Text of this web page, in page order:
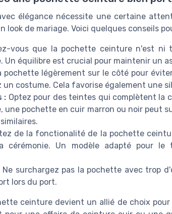
élégance nécessite une certaine
de mariage. Voici quelques conseils
vous que la pochette ceinture n'est ni
Un équilibre est crucial pour maintenir un
pochette légèrement sur le côté pour
costume. Cela favorise également une
: Optez pour des teintes qui complètent la
une pochette en cuir marron ou noir peut
de la fonctionalité de la pochette
cérémonie. Un modèle adapté pour le
Ne surchargez pas la pochette avec trop
lors du port.
ceinture devient un allié de choix